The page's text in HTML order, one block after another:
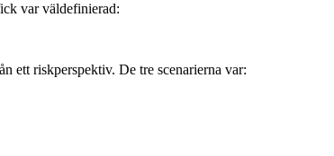
var väldefinierad:
ett riskperspektiv. De tre scenarierna var: